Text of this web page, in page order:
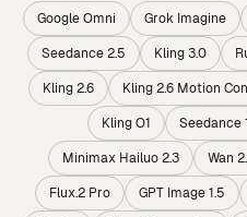
Google Omni Grok Imagine
Seedance 2.5
Kling 3.0
Kling 2.6
Kling 2.6 Motion
Kling O1
Seedance
Minimax Hailuo 2.3
Wan
Flux.2 Pro
GPT Image 1.5